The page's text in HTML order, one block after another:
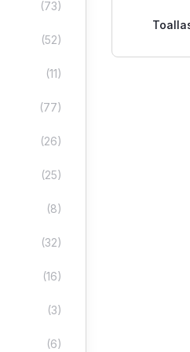
(73)
(52)
(11)
(77)
(26)
(25)
(8)
(32)
(16)
(3)
(6)